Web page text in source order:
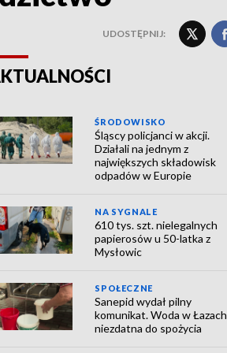
UDOSTĘPNIJ:
ŚRODOWISKO
Śląscy policjanci w akcji.
Działali na jednym z
największych składowisk
odpadów w Europie
NA SYGNALE
610 tys. szt. nielegalnych
papierosów u 50-latka z
Mysłowic
SPOŁECZNE
Sanepid wydał pilny
komunikat. Woda w Łazach
niezdatna do spożycia